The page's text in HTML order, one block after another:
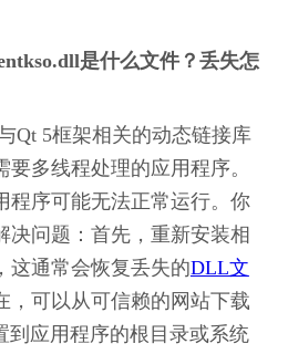
是什么文件？丢失怎
Qt 5框架相关的动态链接库
多线程处理的应用程序。
程序可能无法正常运行。你
决问题：首先，重新安装相
这通常会恢复丢失的DLL文
，可以从可信赖的网站下载
到应用程序的根目录或系统